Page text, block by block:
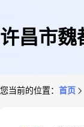
许昌市魏
您当前的位置： 首页